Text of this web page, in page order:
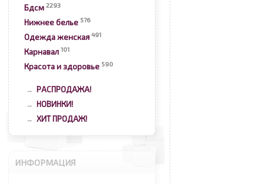
Бдсм 2293
Нижнее белье 576
Одежда женская 491
Карнавал 101
Красота и здоровье 590
→ РАСПРОДАЖА!
→ НОВИНКИ!
→ ХИТ ПРОДАЖ!
ИНФОРМАЦИЯ